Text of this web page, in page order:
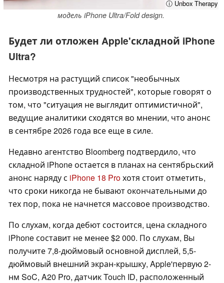
ⓘ Unbox Therapy
модель iPhone Ultra/Fold design.
Будет ли отложен Apple'складной iPhone
Ultra?
Несмотря на растущий список "необычных
производственных трудностей", которые говорят о
том, что "ситуация не выглядит оптимистичной",
ведущие аналитики сходятся во мнении, что анонс
в сентябре 2026 года все еще в силе.
Недавно агентство Bloomberg подтвердило, что
складной iPhone остается в планах на сентябрьский
анонс наряду с iPhone 18 Proхотя стоит отметить,
что сроки никогда не бывают окончательными до
тех пор, пока не начнется массовое производство.
По слухам, когда дебют состоится, цена складного
iPhone составит не менее $2 000. По слухам, Вы
получите 7,8-дюймовый основной дисплей, 5,5-
дюймовый внешний экран-крышку, Apple'первую 2-
нм SoC, A20 Pro, датчик Touch ID, расположенный